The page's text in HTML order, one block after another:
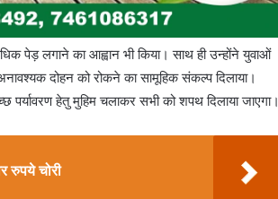
पेड़ लगाने का आह्वान भी किया। साथ ही उन्होंने युवाओं
दोहन को रोकने का सामूहिक संकल्प दिलाया।
हेतु मुहिम चलाकर सभी को शपथ दिलाया जाएगा।
रुपये चोरी